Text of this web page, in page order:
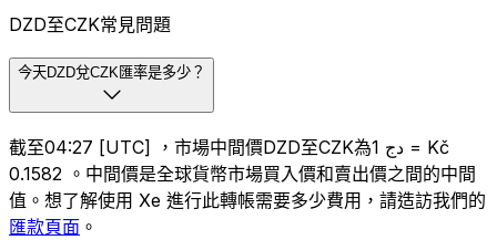
DZD至CZK常見問題
今天DZD兌CZK匯率是多少？
截至04:27 [UTC] ，市場中間價DZD至CZK為دج 1 = Kč
0.1582 。中間價是全球貨幣市場買入價和賣出價之間的中間
值。想了解使用 Xe 進行此轉帳需要多少費用，請造訪我們的
匯款頁面 。